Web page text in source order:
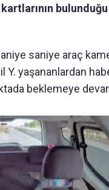
bulunduğu
saniye araç
Y. yaşananlardan
beklemeye